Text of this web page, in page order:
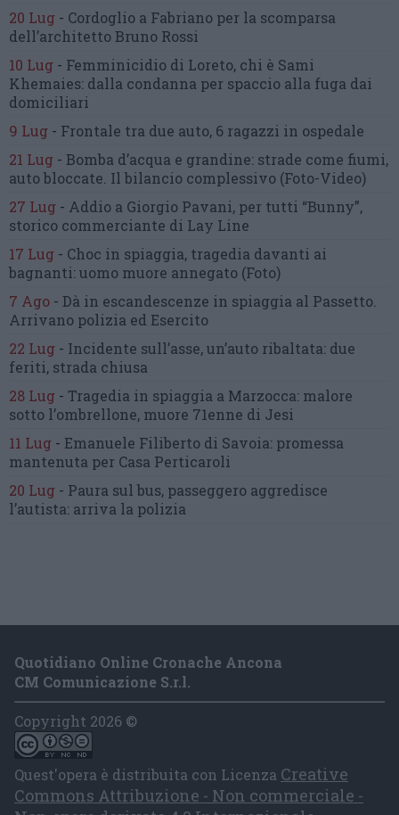
20 Lug - Cordoglio a Fabriano per la scomparsa
dell’architetto Bruno Rossi
10 Lug - Femminicidio di Loreto, chi è Sami
Khemaies: dalla condanna per spaccio alla fuga dai
domiciliari
9 Lug - Frontale tra due auto, 6 ragazzi in ospedale
21 Lug - Bomba d’acqua e grandine: strade come fiumi,
auto bloccate. Il bilancio complessivo (Foto-Video)
27 Lug - Addio a Giorgio Pavani, per tutti “Bunny”,
storico commerciante di Lay Line
17 Lug - Choc in spiaggia, tragedia davanti ai
bagnanti:uomo muore annegato (Foto)
7 Ago - Dà in escandescenze in spiaggia al Passetto.
Arrivano polizia ed Esercito
22 Lug - Incidente sull’asse, un’auto ribaltata: due
feriti, strada chiusa
28 Lug - Tragedia in spiaggia a Marzocca: malore
sotto l’ombrellone, muore 71enne di Jesi
11 Lug - Emanuele Filiberto di Savoia: promessa
mantenuta per Casa Perticaroli
20 Lug - Paura sul bus, passeggero aggredisce
l’autista: arriva la polizia
Quotidiano Online Cronache Ancona
CM Comunicazione S.r.l.
Copyright 2026 ©
Quest'opera è distribuita con Licenza Creative
Commons Attribuzione - Non commerciale -